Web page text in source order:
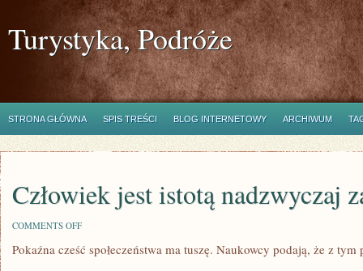
Turystyka, Podróże
STRONA GŁÓWNA SPIS TREŚCI BLOG INTERNETOWY ARCHIWUM
Człowiek jest istotą nadzwyczaj
COMMENTS OFFON
JEST
Pokaźna cześć społeczeństwa ma tuszę. Naukowcy podają, że z